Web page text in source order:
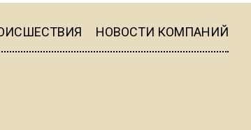
16:19 НОВОСТИ КОМПАНИЙ